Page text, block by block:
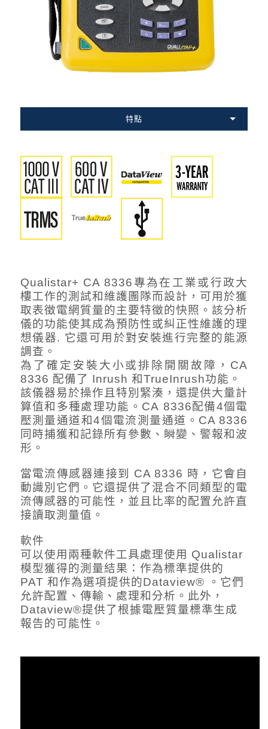
特點
Qualistar+ CA 8336專為在工業或行政大
樓工作的測試和維護團隊而設計，可用於獲
取表徵電網質量的主要特徵的快照。該分析
儀的功能使其成為預防性或糾正性維護的理
想儀器. 它還可用於對安裝進行完整的能源
調查。
為了確定安裝大小或排除開關故障，CA
8336 配備了 Inrush 和TrueInrush功能。
該儀器易於操作且特別緊湊，還提供大量計
算值和多種處理功能。CA 8336配備4個電
壓測量通道和4個電流測量通道。CA 8336
同時捕獲和記錄所有參數、瞬變、警報和波
形。
當電流傳感器連接到 CA 8336 時，它會自
動識別它們。它還提供了混合不同類型的電
流傳感器的可能性，並且比率的配置允許直
接讀取測量值。
軟件
可以使用兩種軟件工具處理使用 Qualistar
模型獲得的測量結果：作為標準提供的
PAT 和作為選項提供的Dataview® 。它們
允許配置、傳輸、處理和分析。此外，
Dataview®提供了根據電壓質量標準生成
報告的可能性。